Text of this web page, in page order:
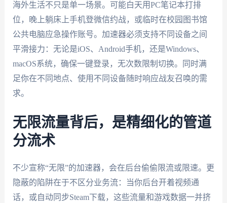
海外生活不只是单一场景。可能白天用PC笔记本打排
位，晚上躺床上手机登微信约战，或临时在校园图书馆
公共电脑应急操作账号。加速器必须支持不同设备之间
平滑接力：无论是iOS、Android手机，还是Windows、
macOS系统，确保一键登录，无次数限制切换。同时满
足你在不同地点、使用不同设备随时响应战友召唤的需
求。
无限流量背后，是精细化的管道
分流术
不少宣称“无限”的加速器，会在后台偷偷限流或限速。更
隐蔽的陷阱在于不区分业务流：当你后台开着视频通
话，或自动同步Steam下载，这些流量和游戏数据一并挤